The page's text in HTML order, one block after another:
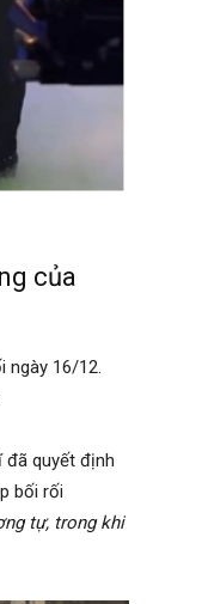
của
ngày 16/12.
đã quyết định
bối rối
tự, trong khi